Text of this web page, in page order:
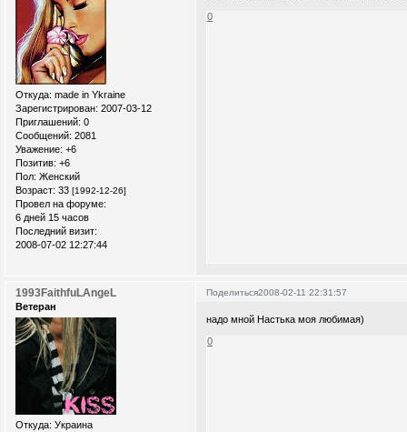
Откуда: made in Ykraine
Зарегистрирован: 2007-03-12
Приглашений: 0
Сообщений: 2081
Уважение: +6
Позитив: +6
Пол: Женский
Возраст: 33 [1992-12-26]
Провел на форуме:
6 дней 15 часов
Последний визит:
2008-07-02 12:27:44
0
Поделиться2008-02-11 22:31:57
1993FaithfuLAngeL
Ветеран
Откуда: Украина
надо мной Настька моя любимая)
0